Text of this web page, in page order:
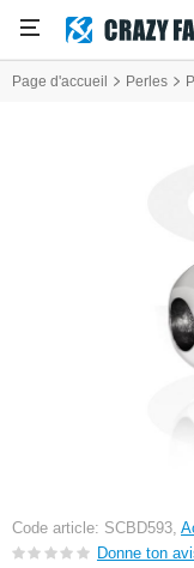
Page d'accueil Perles
Code article: SCBD593,
Donne ton